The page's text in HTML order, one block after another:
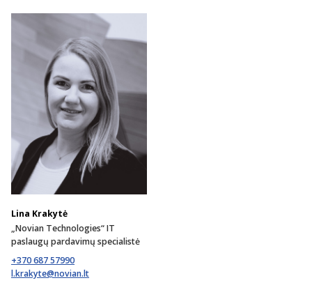
Lina Krakytė
„Novian Technologies“ IT
paslaugų pardavimų specialistė
+370 687 57990